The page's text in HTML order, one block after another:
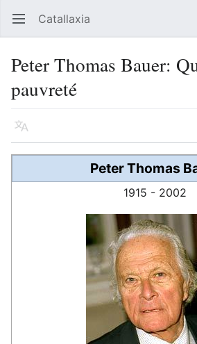
Ouvrir le menu principal Catallaxia
Peter Thomas Bauer:
pauvreté
Langue
Peter Thomas
1915 - 2002